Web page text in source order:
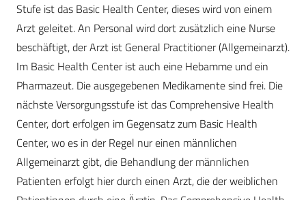
Stufe ist das Basic Health Center, dieses wird von einem
Arzt geleitet. An Personal wird dort zusätzlich eine Nurse
beschäftigt, der Arzt ist General Practitioner (Allgemeinarzt).
Im Basic Health Center ist auch eine Hebamme und ein
Pharmazeut. Die ausgegebenen Medikamente sind frei. Die
nächste Versorgungsstufe ist das Comprehensive Health
Center, dort erfolgen im Gegensatz zum Basic Health
Center, wo es in der Regel nur einen männlichen
Allgemeinarzt gibt, die Behandlung der männlichen
Patienten erfolgt hier durch einen Arzt, die der weiblichen